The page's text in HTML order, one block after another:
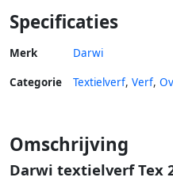
Specificaties
Merk Darwi
Categorie Textielverf, Verf,
Omschrijving
Darwi textielverf Tex